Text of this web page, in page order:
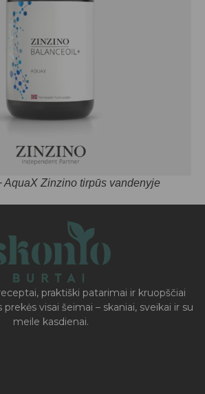
AquaX Zinzino tirpūs vandenyje
praktiški patarimai ir kruopščiai
visai šeimai – skaniai, sveikai ir su
meile kasdienai.